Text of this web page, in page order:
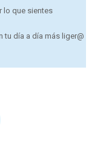
lo que sientes
tu día a día más liger@